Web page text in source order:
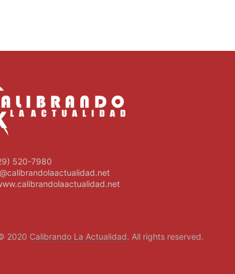
520-7980
2020 Calibrando La Actualidad. All rights reserved.